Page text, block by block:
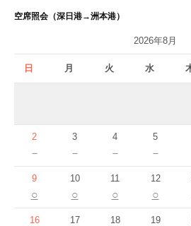
ー
ョ
ン
空席照会（深日港→洲本港）
2026年8月
日 月 火 水
2
－
3
－
4
－
5
－
9
○
10
○
11
○
12
○
16 17 18 19